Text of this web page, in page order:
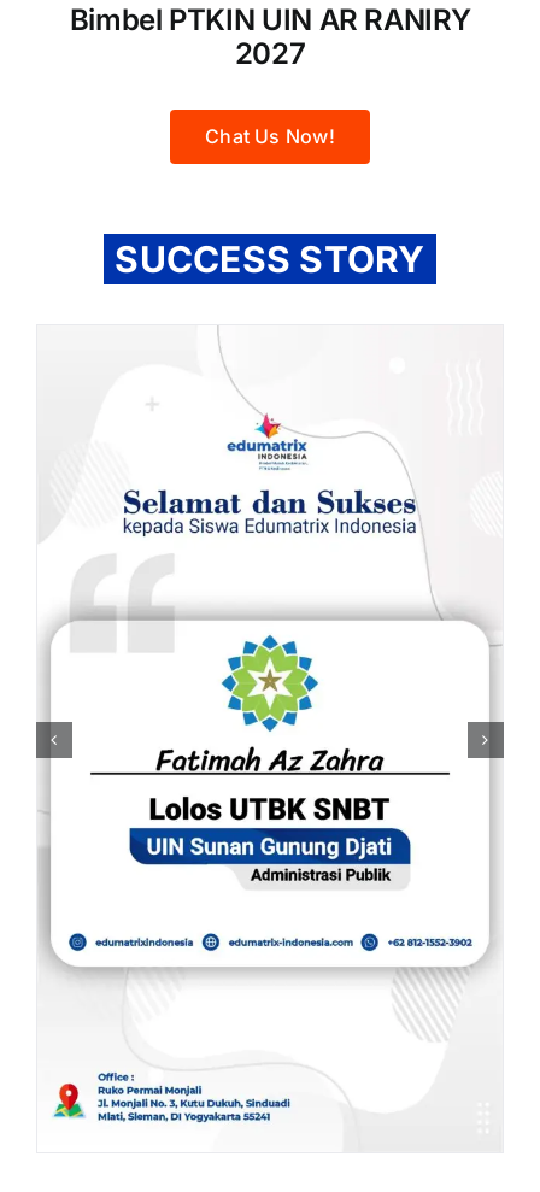
Bimbel PTKIN UIN AR RANIRY
2027
Chat Us Now!
SUCCESS STORY